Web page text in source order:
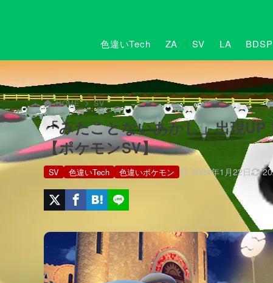
色違いTech ZA SV LA BDSP
HOME SV
「みたことないあかし」出現
【ポケモンSV】
2024年1月22日
SV 色違いTech 色違いポケモン